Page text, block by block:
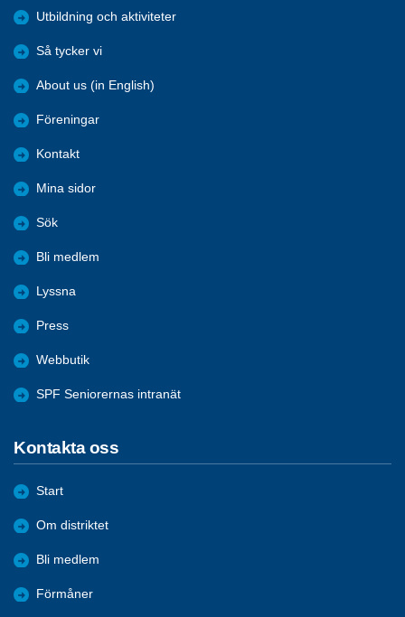
Utbildning och aktiviteter
Så tycker vi
About us (in English)
Föreningar
Kontakt
Mina sidor
Sök
Bli medlem
Lyssna
Press
Webbutik
SPF Seniorernas intranät
Kontakta oss
Start
Om distriktet
Bli medlem
Förmåner